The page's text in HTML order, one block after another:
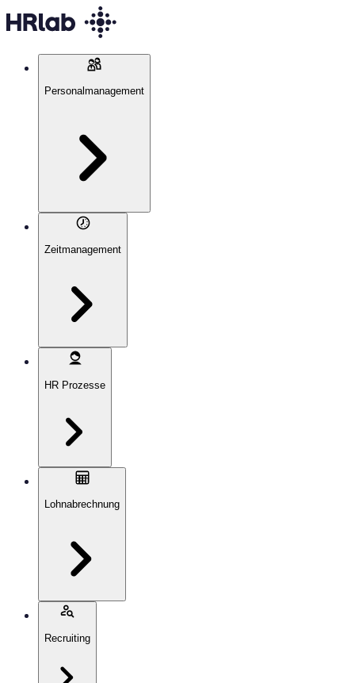
Personalmanagement
Zeitmanagement
HR Prozesse
Lohnabrechnung
Recruiting